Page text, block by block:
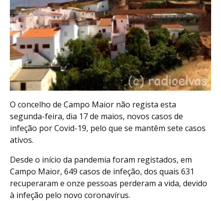
O concelho de Campo Maior não regista esta
segunda-feira, dia 17 de maios, novos casos de
infeção por Covid-19, pelo que se mantêm sete casos
ativos.
Desde o início da pandemia foram registados, em
Campo Maior, 649 casos de infeção, dos quais 631
recuperaram e onze pessoas perderam a vida, devido
à infeção pelo novo coronavírus.